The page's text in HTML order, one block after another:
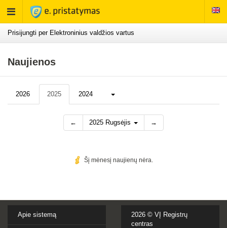
Rodyti
meniu
Prisijungti per Elektroninius valdžios vartus
Naujienos
2026 2025 2024 Daugiau...
← 2025 Rugsėjis →
Šį mėnesį naujienų nėra.
Apie sistemą 2026 © VĮ Registrų
centras